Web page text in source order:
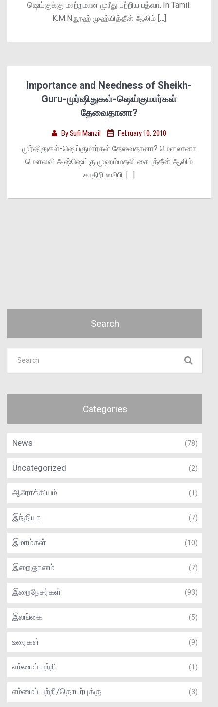
ஷெய்குக்கு மாற்றமான முரீது பற்றிய பத்வா. In Tamil:
K.M.N.நூஹ் முஹ்யித்தீன் ஆலிம் […]
Importance and Needness of Sheikh-
Guru-முர்ஷிதுகள்-ஷெய்குமார்கள்
தேவைதானா?
BySufi Manzil February 10, 2010
முர்ஷிதுகள்-ஷெய்குமார்கள் தேவைதானா? மௌலானா
மௌலவி அஷ்ஷெய்கு முஹம்மதலி சைபுத்தீன் ஆலிம்
காதிரி ஸூபி. […]
Search
Categories
News (78)
Uncategorized (2)
ஆரோக்கியம் (1)
இந்தியா (7)
இமாம்கள் (10)
இறைஞானம் (7)
இறைநேசர்கள் (93)
இலங்கை (5)
உரைகள் (9)
எம்மைப் பற்றி (1)
எம்மைப் பற்றி/தொடர்புக்கு (3)